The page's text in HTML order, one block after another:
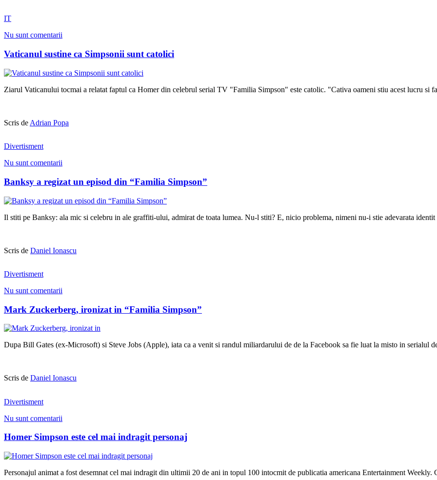
IT
Nu sunt comentarii
Vaticanul sustine ca Simpsonii sunt catolici
Ziarul Vaticanului tocmai a relatat faptul ca Homer din celebrul serial TV "Familia Simpson" este catolic. "Cativa oameni stiu acest lucru si
Scris de Adrian Popa
Divertisment
Nu sunt comentarii
Banksy a regizat un episod din “Familia Simpson”
Il stiti pe Banksy: ala mic si celebru in ale graffiti-ului, admirat de toata lumea. Nu-l stiti? E, nicio problema, nimeni nu-i stie adevarata identit
Scris de Daniel Ionascu
Divertisment
Nu sunt comentarii
Mark Zuckerberg, ironizat in “Familia Simpson”
Dupa Bill Gates (ex-Microsoft) si Steve Jobs (Apple), iata ca a venit si randul miliardarului de de la Facebook sa fie luat la misto in serialul
Scris de Daniel Ionascu
Divertisment
Nu sunt comentarii
Homer Simpson este cel mai indragit personaj
Personajul animat a fost desemnat cel mai indragit din ultimii 20 de ani in topul 100 intocmit de publicatia americana Entertainment Weekly.